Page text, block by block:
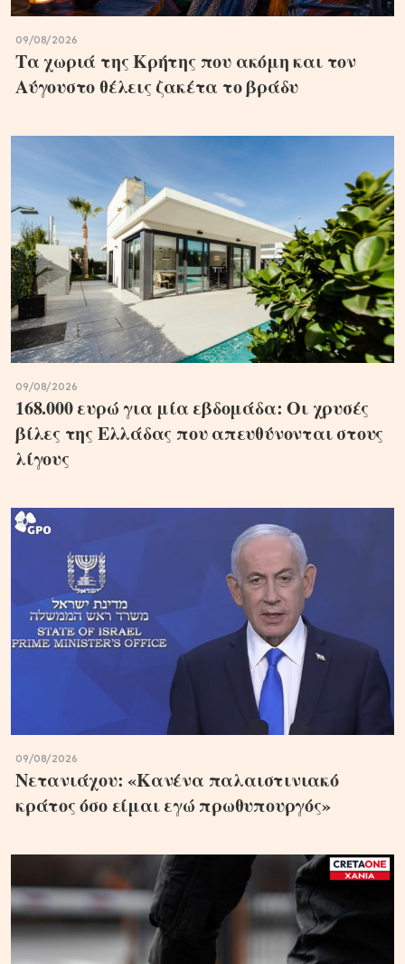
09/08/2026
Τα χωριά της Κρήτης που ακόμη και τον
Αύγουστο θέλεις ζακέτα το βράδυ
09/08/2026
168.000 ευρώ για μία εβδομάδα: Οι χρυσές
βίλες της Ελλάδας που απευθύνονται στους
λίγους
09/08/2026
Νετανιάχου: «Κανένα παλαιστινιακό
κράτος όσο είμαι εγώ πρωθυπουργός»